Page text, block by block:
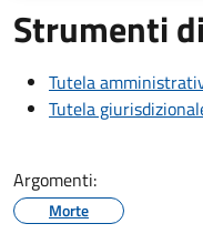
Strumenti
Tutela
Tutela
Argomenti:
Morte